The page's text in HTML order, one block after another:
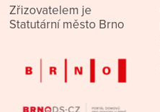
Zřizovatelem je
Statutární město Brno